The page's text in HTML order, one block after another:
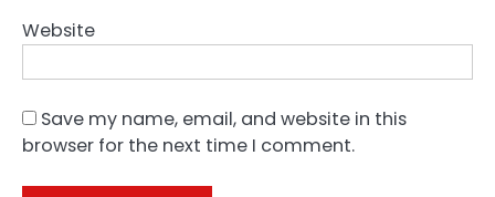
Website
Save my name, email, and website in this
browser for the next time I comment.